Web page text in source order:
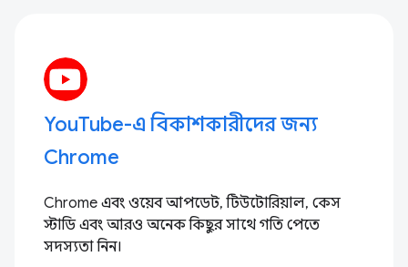
YouTube-এ বিকাশকারীদের জন্য
Chrome
Chrome এবং ওয়েব আপডেট, টিউটোরিয়াল, কেস
স্টাডি এবং আরও অনেক কিছুর সাথে গতি পেতে
সদস্যতা নিন।